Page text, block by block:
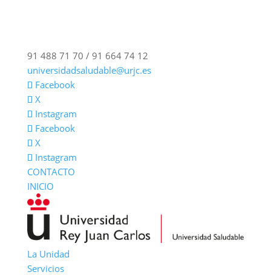
91 488 71 70 / 91 664 74 12
universidadsaludable@urjc.es
Facebook
X
Instagram
Facebook
X
Instagram
CONTACTO
INICIO
La Unidad
Servicios